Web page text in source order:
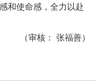
和使命感，全力以赴
（审核： 张福善）